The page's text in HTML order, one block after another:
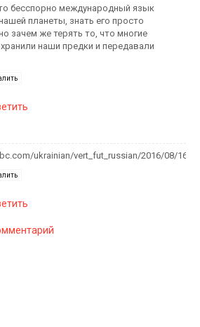
бесспорно международный язык
планеты, знать его просто
зачем же терять то, что многие
наши предки и передавали
ukrainian/vert_fut_russian/2016/08/